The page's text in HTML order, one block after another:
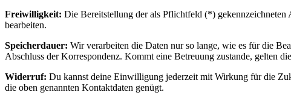
Freiwilligkeit: Die Bereitstellung der als Pflichtfeld (*)
bearbeiten.
Speicherdauer: Wir verarbeiten die Daten nur so lange, wie es für die
Abschluss der Korrespondenz. Kommt eine Betreuung zustande, gelten
Widerruf: Du kannst deine Einwilligung jederzeit mit Wirkung für die
die oben genannten Kontaktdaten genügt.